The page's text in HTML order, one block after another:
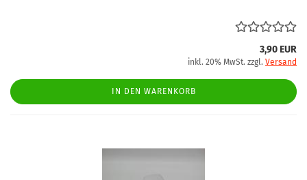
3,90 EUR
inkl. 20% MwSt. zzgl. Versand
IN DEN WARENKORB